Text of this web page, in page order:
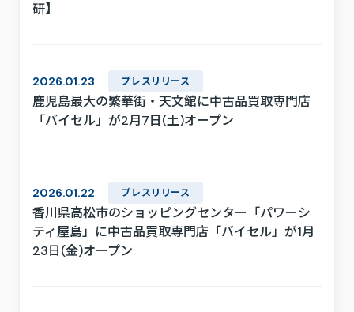
研】
2026.01.23 プレスリリース
鹿児島最大の繁華街・天文館に中古品買取専門店
「バイセル」が2月7日(土)オープン
2026.01.22 プレスリリース
香川県高松市のショッピングセンター「パワーシ
ティ屋島」に中古品買取専門店「バイセル」が1月
23日(金)オープン